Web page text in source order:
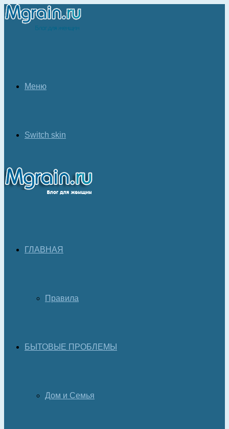
Меню
Switch skin
ГЛАВНАЯ
Правила
БЫТОВЫЕ ПРОБЛЕМЫ
Дом и Семья